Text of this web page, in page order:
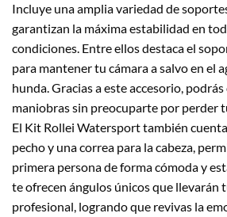
Incluye una amplia variedad de
garantizan la máxima estabilidad en
condiciones. Entre ellos destaca el
para mantener tu cámara a salvo en el
hunda. Gracias a este accesorio,
maniobras sin preocuparte por perder
El Kit Rollei Watersport también
pecho y una correa para la cabeza,
primera persona de forma cómoda y
te ofrecen ángulos únicos que llevarán
profesional, logrando que revivas la